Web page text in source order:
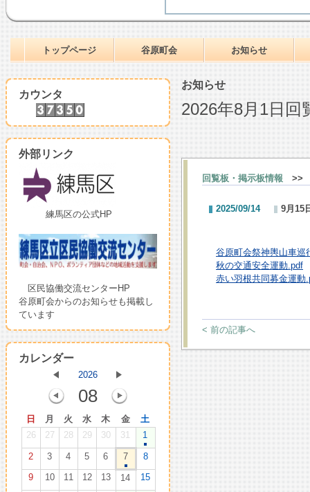
トップページ 谷原町会 お知らせ
カウンタ
外部リンク
練馬区の公式HP
区民協働交流センターHP
谷原町会からのお知らせも掲載し
ています
カレンダー
2026
08
日 月 火 水 木 金
土
26
27 28 29 30 31 1
2 3 4 5 6 7
8
9
10 11 12 13 14
15
お知らせ
2026年8月1日
回覧板・掲示板情報 >>
2025/09/14 9月15
谷原町会祭神輿山車巡
秋の交通安全運動.pdf
赤い羽根共同募金運動
< 前の記事へ